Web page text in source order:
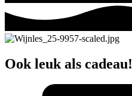
Ook leuk als cadeau!